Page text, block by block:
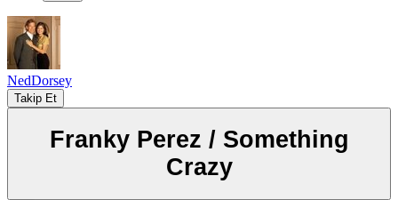
NedDorsey
Takip Et
Franky Perez / Something
Crazy